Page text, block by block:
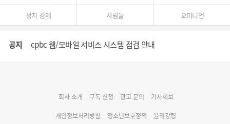
정치 경제 사람들 오피니언
공지 cpbc 웹/모바일 서비스 시스템 점검 안내
명동 미디어큐브 & 1898 미디어월 공모전 수상작 발표
회사 소개 구독 신청 광고 문의 기사제보
개인정보처리방침 청소년보호정책 윤리강령